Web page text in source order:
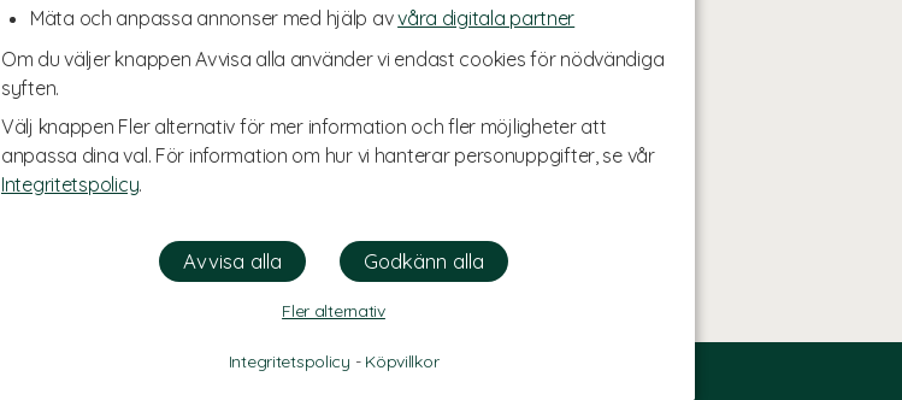
Mäta och anpassa annonser med hjälp avvåra digitala partner
Om du väljer knappen Avvisa alla använder vi endast cookies för nödvändiga
syften.
Välj knappen Fler alternativ för mer information och fler möjligheter att
anpassa dina val. För information om hur vi hanterar personuppgifter, se vår
Integritetspolicy.
Fler alternativ
Integritetspolicy - Köpvillkor